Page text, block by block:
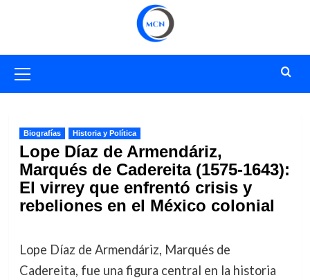
primario
Biografías Historia y Política
Lope Díaz de Armendáriz,
Marqués de Cadereita (1575-1643):
El virrey que enfrentó crisis y
rebeliones en el México colonial
Lope Díaz de Armendáriz, Marqués de
Cadereita, fue una figura central en la historia